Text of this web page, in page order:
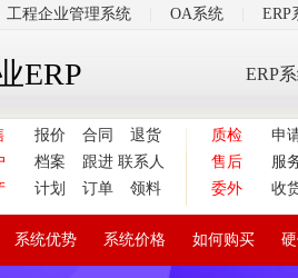
工程企业管理系统 OA系统 ERP
ERP ERP
报价 合同
退货
档案 跟进 联系人
计划 订单 领料
质检 申
售后
服
委外
收
系统优势 系统价格 如何购买